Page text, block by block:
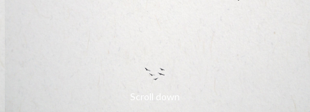
Scroll down